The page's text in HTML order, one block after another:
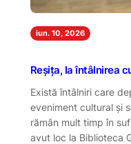
iun. 10, 2026
Reșița, la întâlnirea
Există întâlniri care
eveniment cultural și
rămân mult timp în
avut loc la Biblioteca